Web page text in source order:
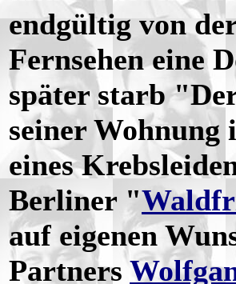
endgültig von
Fernsehen eine
später starb
seiner
eines
Berliner "
auf eigenen
Partners